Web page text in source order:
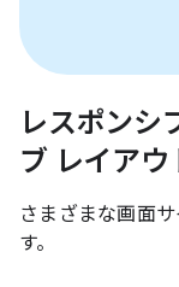
レスポンシ
ブ レイアウ
さまざまな画面
す。